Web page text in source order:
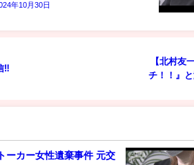
年10月30日
‼️
【北村友
チ！！』
カー女性遺棄事件 元交